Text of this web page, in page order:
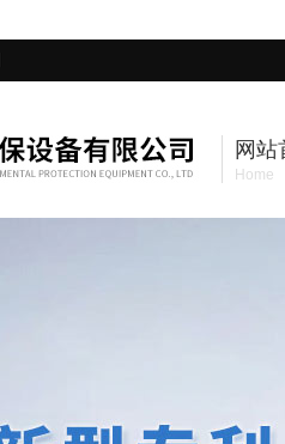
网站
Home